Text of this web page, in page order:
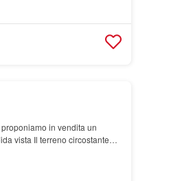
in vendita un
vista Il terreno circostante